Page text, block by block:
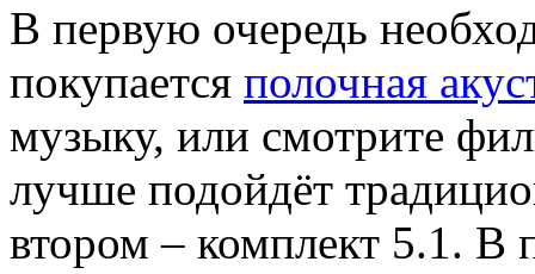
В первую очередь
покупается полочная
музыку, или смотрите
лучше подойдёт
втором – комплект 5.1.